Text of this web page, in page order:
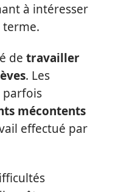
à intéresser
terme.
de travailler
. Les
parfois
mécontents
effectué par